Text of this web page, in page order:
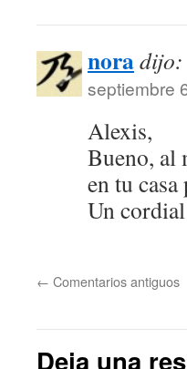
noradijo:
septiembre
Alexis,
Bueno, al
en tu
Un
← Comentarios antiguos
Deja una